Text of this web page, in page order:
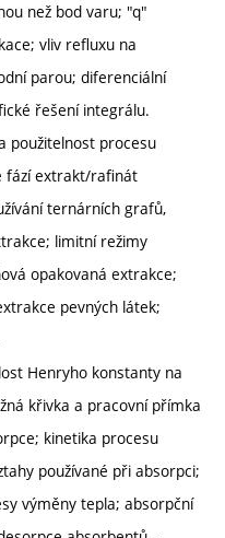
než bod varu; "q"
vliv refluxu na
parou; diferenciální
řešení integrálu.
použitelnost procesu
fází extrakt/rafinát
ternárních grafů,
limitní režimy
opakovaná extrakce;
pevných látek;
Henryho konstanty na
křivka a pracovní přímka
kinetika procesu
používané při absorpci;
výměny tepla; absorpční